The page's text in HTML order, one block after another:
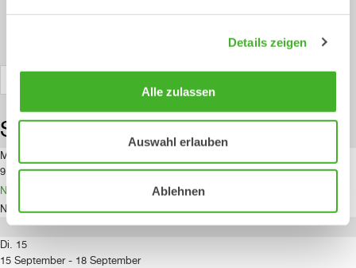
Details zeigen
Alle zulassen
Auswahl erlauben
Ablehnen
September 2026
Mi.
9 September-13 September
NordBau
NeumünsterJustus-von-Liebig-Straße 2-4, Deutschland
Di. 15
15 September- 18 September